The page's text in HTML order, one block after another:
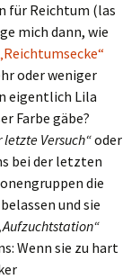
für Reichtum (las
mich dann, wie
oder weniger
eigentlich Lila
Farbe gäbe?
letzte Versuch“oder
bei der letzten
die
und sie
Wenn sie zu hart